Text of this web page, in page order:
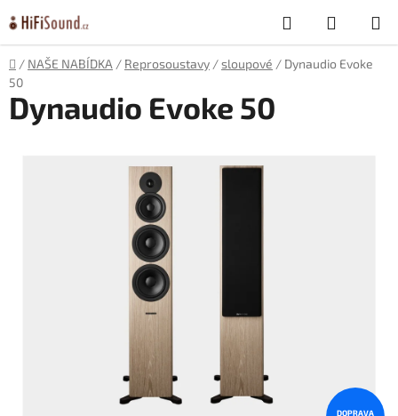
na
obsah
Hledat
KOŠÍK
Domů
/ NAŠE NABÍDKA / Reprosoustavy /sloupové / Dynaudio Evoke
50
Dynaudio Evoke 50
DOPRAVA